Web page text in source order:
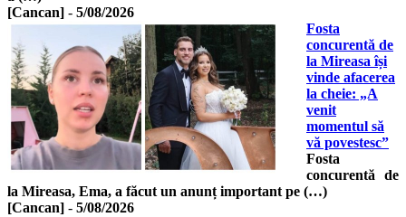
[Cancan] - 5/08/2026
Fosta
concurentă de
la Mireasa își
vinde afacerea
la cheie: „A
venit
momentul să
vă povestesc”
Fosta
concurentă de
la Mireasa, Ema, a făcut un anunț important pe (…)
[Cancan] - 5/08/2026